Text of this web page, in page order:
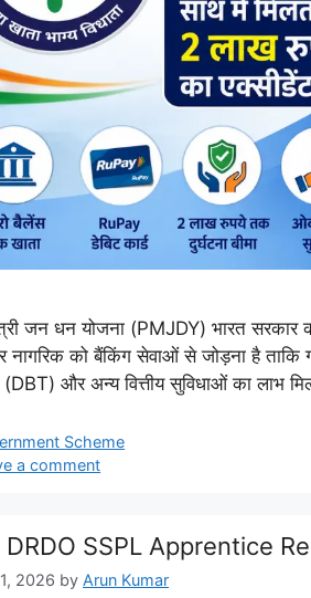
जन धन योजना (PMJDY) भारत
को बैंकिंग सेवाओं से जोड़ना है ताकि
(DBT) और अन्य वित्तीय सुविधाओं का लाभ
Scheme
a comment
DRDO SSPL Apprentice
2026 by Arun Kumar